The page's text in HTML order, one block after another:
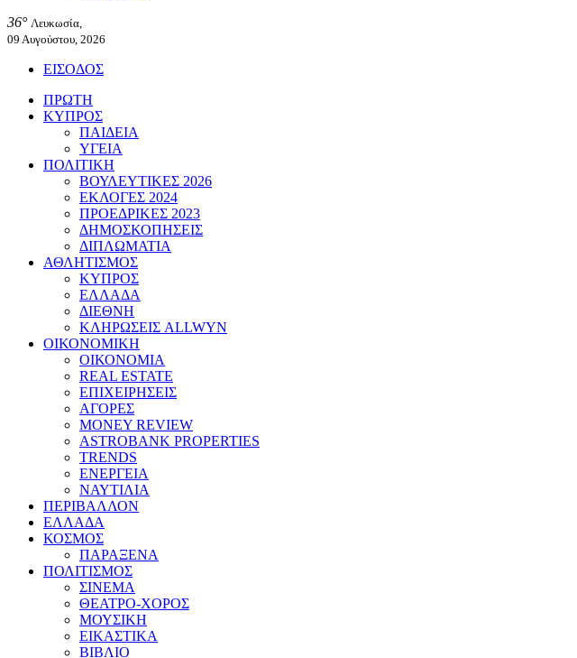
36° Λευκωσία,
09 Αυγούστου, 2026
ΕΙΣΟΔΟΣ
ΠΡΩΤΗ
ΚΥΠΡΟΣ
ΠΑΙΔΕΙΑ
ΥΓΕΙΑ
ΠΟΛΙΤΙΚΗ
ΒΟΥΛΕΥΤΙΚΕΣ 2026
ΕΚΛΟΓΕΣ 2024
ΠΡΟΕΔΡΙΚΕΣ 2023
ΔΗΜΟΣΚΟΠΗΣΕΙΣ
ΔΙΠΛΩΜΑΤΙΑ
ΑΘΛΗΤΙΣΜΟΣ
ΚΥΠΡΟΣ
ΕΛΛΑΔΑ
ΔΙΕΘΝΗ
ΚΛΗΡΩΣΕΙΣ ALLWYN
ΟΙΚΟΝΟΜΙΚΗ
ΟΙΚΟΝΟΜΙΑ
REAL ESTATE
ΕΠΙΧΕΙΡΗΣΕΙΣ
ΑΓΟΡΕΣ
MONEY REVIEW
ASTROBANK PROPERTIES
TRENDS
ΕΝΕΡΓΕΙΑ
ΝΑΥΤΙΛΙΑ
ΠΕΡΙΒΑΛΛΟΝ
ΕΛΛΑΔΑ
ΚΟΣΜΟΣ
ΠΑΡΑΞΕΝΑ
ΠΟΛΙΤΙΣΜΟΣ
ΣΙΝΕΜΑ
ΘΕΑΤΡΟ-ΧΟΡΟΣ
ΜΟΥΣΙΚΗ
ΕΙΚΑΣΤΙΚΑ
ΒΙΒΛΙΟ